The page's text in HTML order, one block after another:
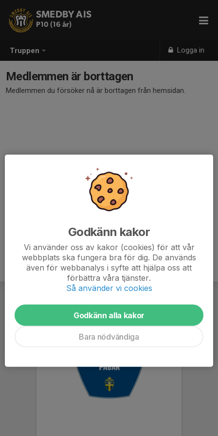
Truppen Logga in
SMEDBY AIS
P10 (16 år)
Medlemmen är borttagen
Medlemmen du försöker nå är borttagen från hemsidan.
Godkänn kakor
Vi använder oss av kakor (cookies) för att vår
webbplats ska fungera bra för dig. De används
även för webbanalys i syfte att hjälpa oss att
förbättra våra tjänster.
Så använder vi cookies
Godkänn alla kakor
Bara nödvändiga